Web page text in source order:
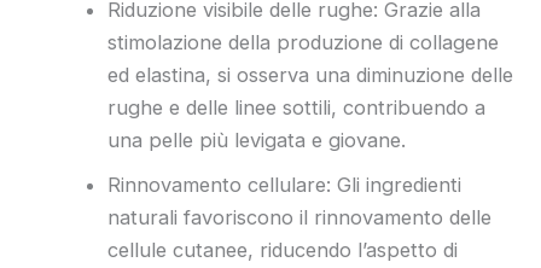
Riduzione visibile delle rughe: Grazie alla
stimolazione della produzione di collagene
ed elastina, si osserva una diminuzione delle
rughe e delle linee sottili, contribuendo a
una pelle più levigata e giovane.
Rinnovamento cellulare: Gli ingredienti
naturali favoriscono il rinnovamento delle
cellule cutanee, riducendo l’aspetto di